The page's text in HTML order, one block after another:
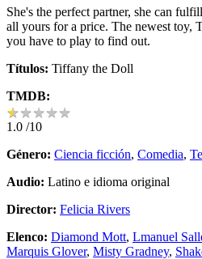
She's the perfect partner, she can
all yours for a price. The newest toy,
you have to play to find out.
Títulos: Tiffany the Doll
TMDB:
★★★★★
★★★★★
1.0 /10
Género: Ciencia ficción, Comedia,
Audio: Latino e idioma original
Director: Felicia Rivers
Elenco: Diamond Mott, Lmanuel
Marquis Glover, Misty Gradney,